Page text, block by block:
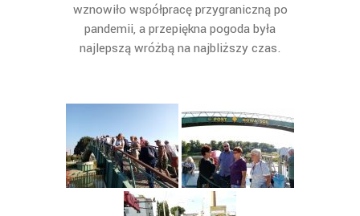
wznowiło współpracę przygraniczną po
pandemii, a przepiękna pogoda była
najlepszą wróżbą na najbliższy czas.